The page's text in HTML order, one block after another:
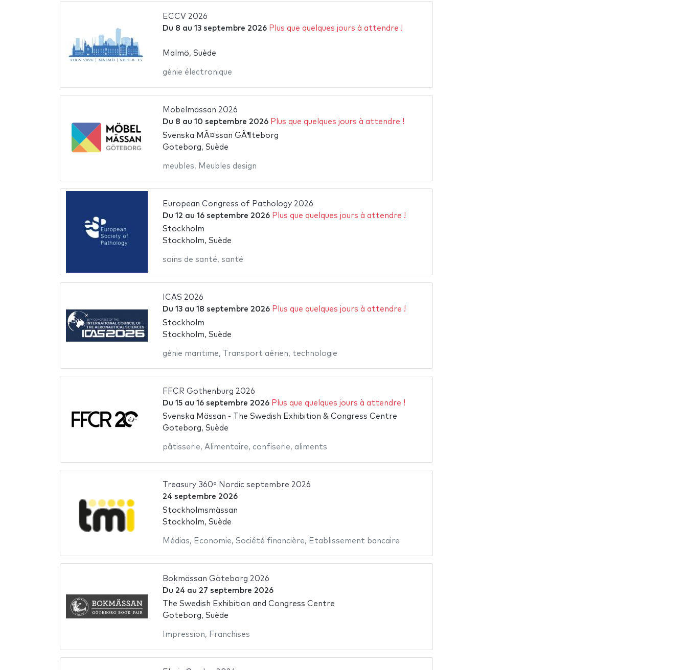
ECCV 2026
Du 8 au 13 septembre 2026 Plus que quelques jours à attendre !
Malmö, Suède
génie électronique
Möbelmässan 2026
Du 8 au 10 septembre 2026 Plus que quelques jours à attendre !
Svenska MÃ¤ssan GÃ¶teborg
Goteborg, Suède
meubles, Meubles design
European Congress of Pathology 2026
Du 12 au 16 septembre 2026 Plus que quelques jours à attendre !
Stockholm
Stockholm, Suède
soins de santé, santé
ICAS 2026
Du 13au 18 septembre 2026 Plus que quelques jours à attendre !
Stockholm
Stockholm, Suède
génie maritime, Transport aérien, technologie
FFCR Gothenburg 2026
Du 15au 16 septembre 2026 Plus que quelques jours à attendre !
Svenska Mässan - The Swedish Exhibition & Congress Centre
Goteborg, Suède
pâtisserie, Alimentaire, confiserie, aliments
Treasury 360º Nordic septembre 2026
24 septembre 2026
Stockholmsmässan
Stockholm, Suède
Médias, Economie, Société financière, Etablissement bancaire
Bokmässan Göteborg 2026
Du 24 au 27 septembre 2026
The Swedish Exhibition and Congress Centre
Goteborg, Suède
Impression, Franchises